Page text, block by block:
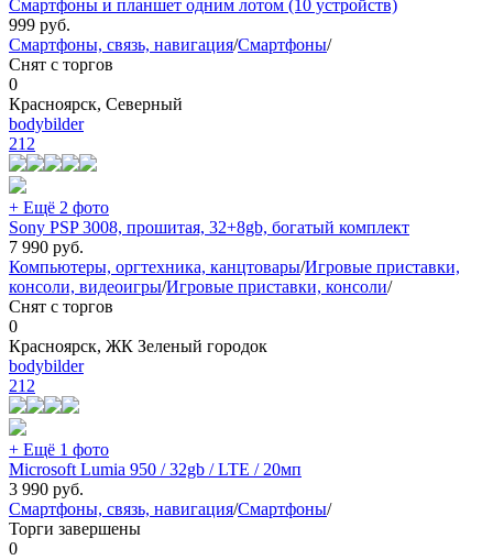
Смартфоны и планшет одним лотом (10 устройств)
999 руб.
Смартфоны, связь, навигация/Смартфоны/
Снят с торгов
0
Красноярск, Северный
bodybilder
212
+ Ещё 2 фото
Sony PSP 3008, прошитая, 32+8gb, богатый комплект
7 990 руб.
Компьютеры, оргтехника, канцтовары/Игровые приставки,
консоли, видеоигры/Игровые приставки, консоли/
Снят с торгов
0
Красноярск, ЖК Зеленый городок
bodybilder
212
+ Ещё 1 фото
Microsoft Lumia 950 / 32gb / LTE / 20мп
3 990 руб.
Смартфоны, связь, навигация/Смартфоны/
Торги завершены
0